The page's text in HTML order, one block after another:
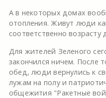
А в некоторых домах
отопления. Живут люди
соответственно возрасту
Для жителей Зеленого
закончился ничем. После
обед, люди вернулись к
лужам на полу и
общежития "Ракетные